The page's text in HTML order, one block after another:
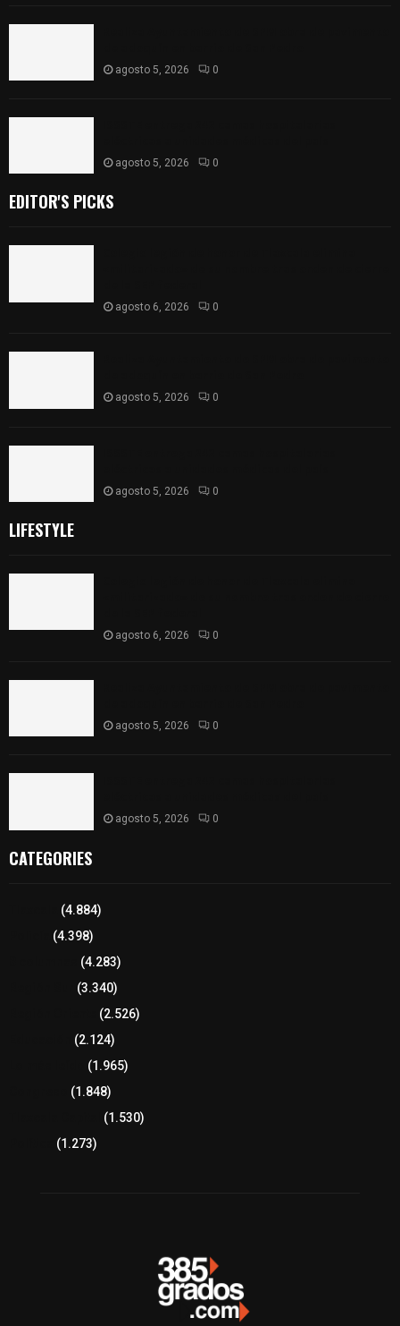
agosto 5, 2026 0
agosto 5, 2026 0
EDITOR'S PICKS
agosto 6, 2026 0
agosto 5, 2026 0
agosto 5, 2026 0
LIFESTYLE
agosto 6, 2026 0
agosto 5, 2026 0
agosto 5, 2026 0
CATEGORIES
(4.884)
(4.398)
(4.283)
(3.340)
(2.526)
(2.124)
(1.965)
(1.848)
(1.530)
(1.273)